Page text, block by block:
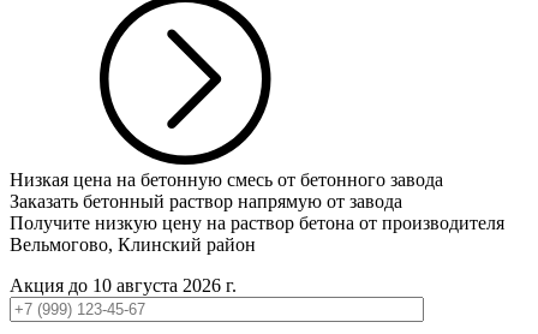
Низкая цена на бетонную смесь от бетонного завода
Заказать бетонный раствор напрямую от завода
Получите низкую цену на раствор бетона от производителя
Вельмогово, Клинский район
Акция до 10 августа 2026 г.